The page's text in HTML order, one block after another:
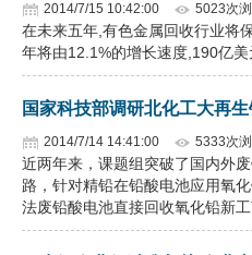
2014/7/15 10:42:00 5023次
在未来五年,有色金属回收行业将
年将由12.1%的增长速度,190亿
国家科技部调研北化工大再
2014/7/14 14:41:00 5333次
近两年来，课题组突破了国内外
路，针对精铅在铅酸电池应用氧
法废铅酸电池直接回收氧化铅新